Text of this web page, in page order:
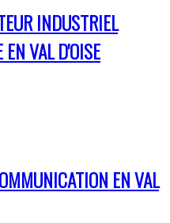
INDUSTRIEL
VAL D'OISE
EN VAL